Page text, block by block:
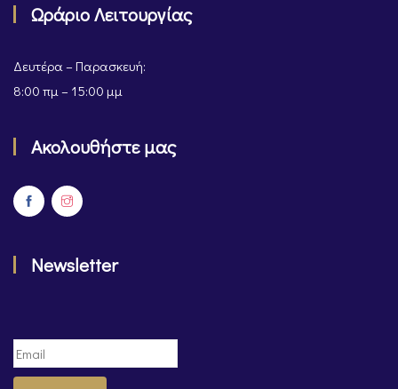
Ωράριο Λειτουργίας
Δευτέρα – Παρασκευή:
8:00 πμ – 15:00 μμ
Ακολουθήστε μας
Newsletter